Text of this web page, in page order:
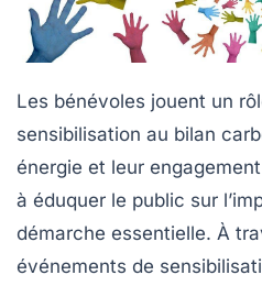
Les bénévoles jouent un
sensibilisation au bilan
énergie et leur
à éduquer le public sur
démarche essentielle. À
événements de